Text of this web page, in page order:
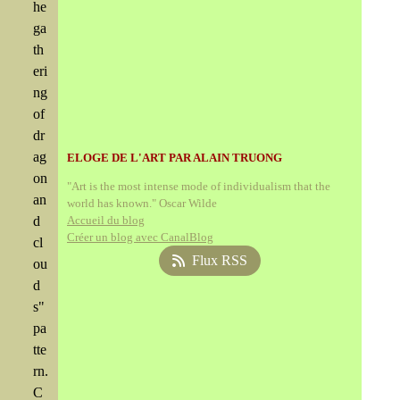
he
ga
th
eri
ng
of
dr
ag
on
an
d
cl
ou
d
s"
pa
tte
rn.
C
ELOGE DE L'ART PAR ALAIN TRUONG
"Art is the most intense mode of individualism that the
world has known." Oscar Wilde
Accueil du blog
Créer un blog avec CanalBlog
Flux RSS